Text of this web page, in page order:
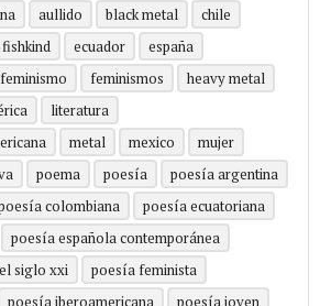
aullido black metal
chile
ecuador
españa
feminismo feminismos
heavy metal
literatura
metal mexico
mujer
poema poesía
poesía argentina
colombiana
poesía ecuatoriana
poesía española contemporánea
siglo xxi
poesía feminista
poesía iberoamericana
poesía joven